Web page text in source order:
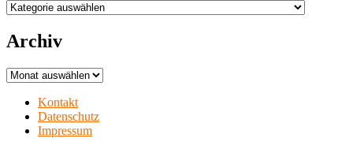
Aufführungsorte
Archiv
Archiv
Kontakt
Datenschutz
Impressum